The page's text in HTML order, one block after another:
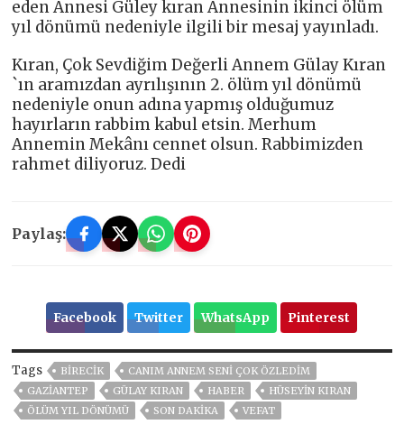
eden Annesi Güley kıran Annesinin ikinci ölüm
yıl dönümü nedeniyle ilgili bir mesaj yayınladı.
Kıran, Çok Sevdiğim Değerli Annem Gülay Kıran
`ın aramızdan ayrılışının 2. ölüm yıl dönümü
nedeniyle onun adına yapmış olduğumuz
hayırların rabbim kabul etsin. Merhum
Annemin Mekânı cennet olsun. Rabbimizden
rahmet diliyoruz. Dedi
Paylaş:
Facebook Twitter WhatsApp Pinterest
Tags BİRECİK
CANIM ANNEM SENI ÇOK ÖZLEDIM
GAZIANTEP
GÜLAY KIRAN HABER
HÜSEYIN KIRAN
ÖLÜM YIL DÖNÜMÜ
SON DAKIKA VEFAT